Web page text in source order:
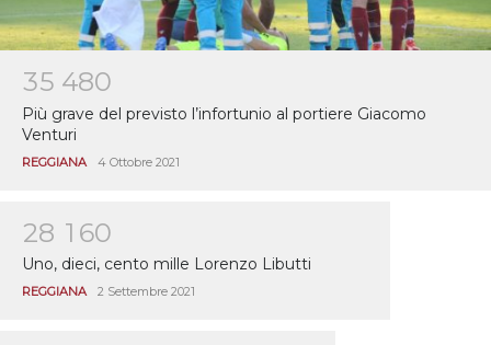
35 480
Più grave del previsto l’infortunio al portiere Giacomo
Venturi
REGGIANA 4 Ottobre 2021
28 1 60
Uno, dieci, cento mille Lorenzo Libutti
REGGIANA 2 Settembre 2021